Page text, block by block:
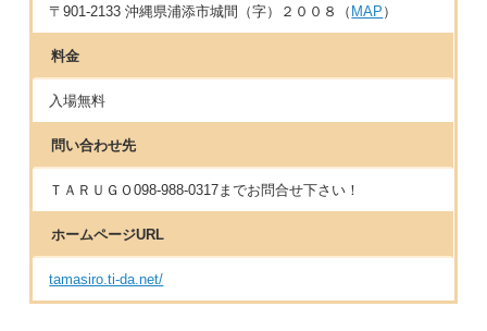
〒901-2133 沖縄県浦添市城間（字）２００８（ MAP ）
料金
入場無料
問い合わせ先
ＴＡＲＵＧＯ098-988-0317までお問合せ下さい！
ホームページURL
tamasiro.ti-da.net/